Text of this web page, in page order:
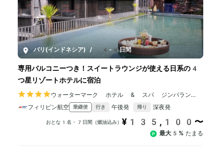
バリ(インドネシア) / 4-8日間
専用バルコニーつき！スイートラウンジが使える日系の4
つ星リゾートホテルに宿泊
ウォーターマーク ホテル & スパ ジンバラン
バリ
フィリピン航空 乗継便 行き 午後発 帰り 深夜発
おとな1名・7日間（燃油込み） ¥135,100〜
最大5% たまる